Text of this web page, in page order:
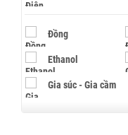
Đồng
Ethanol
Gia súc - Gia cầm